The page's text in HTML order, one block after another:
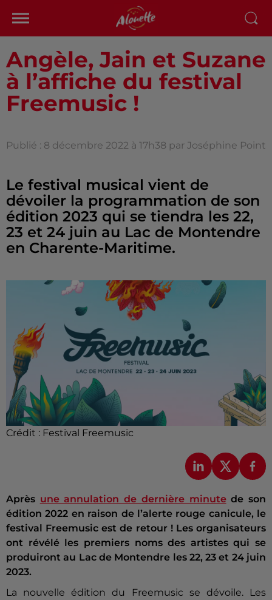
Angèle, Jain et Suzane
à l’affiche du festival
Freemusic !
Publié : 8 décembre 2022 à 17h38 par Joséphine Point
Le festival musical vient de
dévoiler la programmation de son
édition 2023 qui se tiendra les 22,
23 et 24 juin au Lac de Montendre
en Charente-Maritime.
Crédit : Festival Freemusic
Après une annulation de dernière minutede son
édition 2022 en raison de l’alerte rouge canicule, le
festival Freemusic est de retour ! Les organisateurs
ont révélé les premiers noms des artistes qui se
produiront au Lac de Montendre les 22, 23 et 24 juin
2023.
La nouvelle édition du Freemusic se dévoile. Les